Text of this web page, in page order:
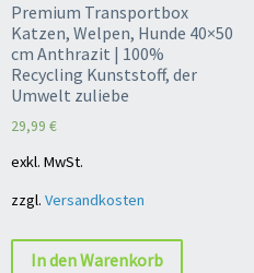
Premium Transportbox
Katzen, Welpen, Hunde 40×50
cm Anthrazit | 100%
Recycling Kunststoff, der
Umwelt zuliebe
29,99 €
exkl. MwSt.
zzgl. Versandkosten
In den Warenkorb